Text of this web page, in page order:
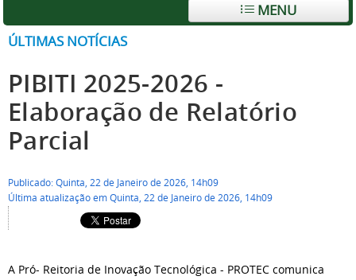
MENU
ÚLTIMAS NOTÍCIAS
PIBITI 2025-2026 -
Elaboração de Relatório
Parcial
Publicado: Quinta, 22 de Janeiro de 2026, 14h09
Última atualização em Quinta, 22 de Janeiro de 2026, 14h09
A Pró- Reitoria de Inovação Tecnológica - PROTEC comunica